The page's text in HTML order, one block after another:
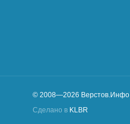
© 2008—2026 Верстов.Инфо
Сделано в KLBR